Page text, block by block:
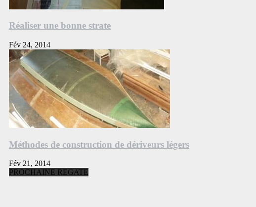
Réaliser une bonne strate
Fév 24, 2014
Méthodes de construction de dériveurs légers
Fév 21, 2014
PROCHAINE REGATE